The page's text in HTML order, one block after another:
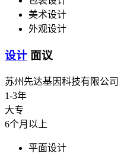
美术设计
外观设计
设计 面议
苏州先达基因科技有限公司
1-3年
大专
6个月以上
平面设计